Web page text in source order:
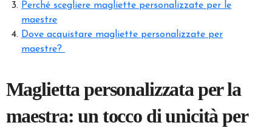
Perché scegliere magliette personalizzate per le
maestre
Dove acquistare magliette personalizzate per
maestre?
Maglietta personalizzata per la
maestra: un tocco di unicità per